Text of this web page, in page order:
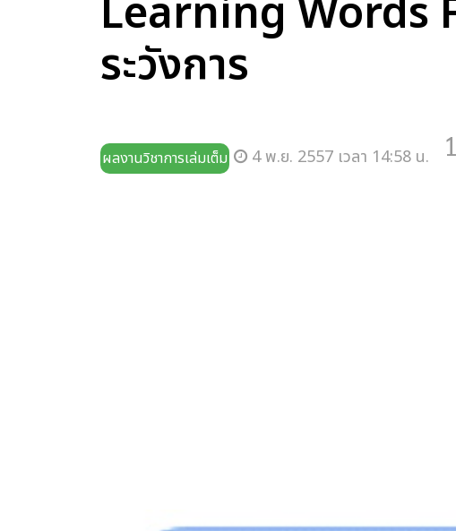
Learning Words
ระวังการ
ผลงานวิชาการเล่มเต็ม 4 พ.ย. 2557 เวลา 14:58 น.